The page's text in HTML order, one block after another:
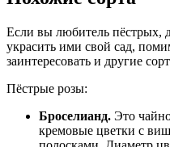
Если вы любитель пёстрых,
украсить ими свой сад,
заинтересовать и другие
Пёстрые розы:
Броселианд. Это
кремовые цветки с